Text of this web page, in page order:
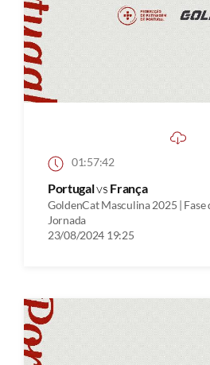
01:57:42
Portugalvs França
GoldenCat Masculina 2025 | Fase
Jornada
23/08/2024 19:25